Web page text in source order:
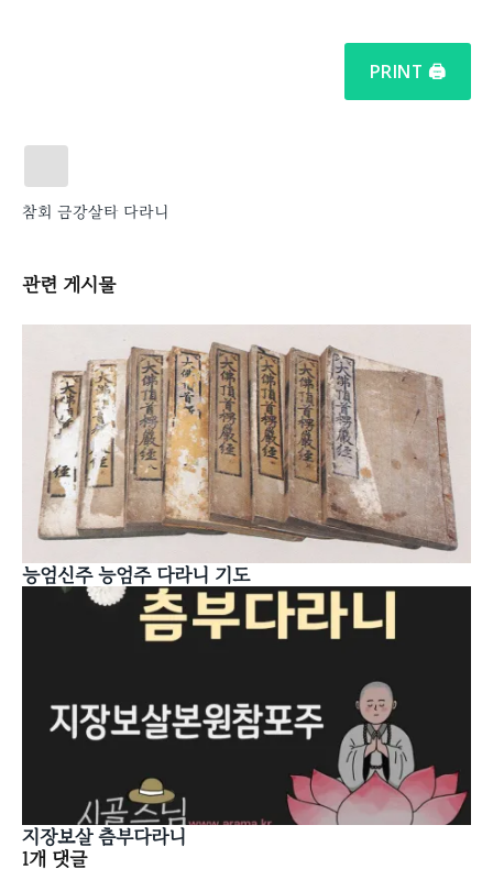
PRINT 🖨
참회 금강살타 다라니
관련 게시물
능엄신주 능엄주 다라니 기도
지장보살 츰부다라니
1개 댓글